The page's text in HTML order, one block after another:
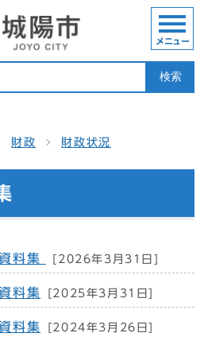
検索
メニュー
財政 財政状況
料集 [2026年3月31日]
料集 [2025年3月31日]
料集 [2024年3月26日]